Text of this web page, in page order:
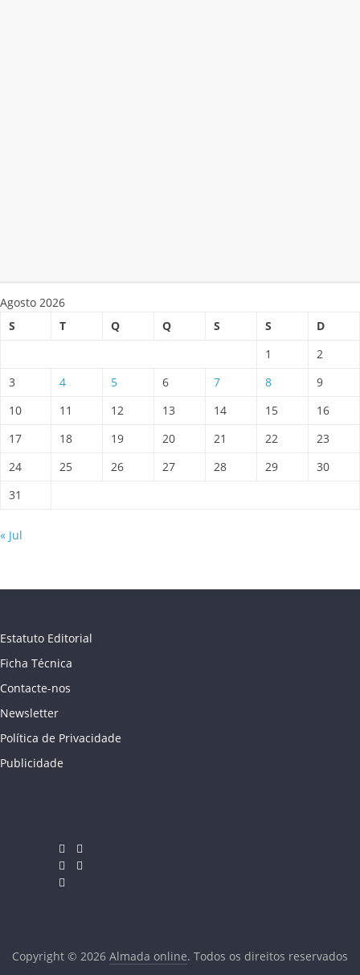
Agosto 2026
S
T Q Q S S
D
1
2
3
4 5 6 7 8
9
10
11 12 13 14 15
16
17
18 19 20 21 22
23
24
25 26 27 28 29
30
31
« Jul
Estatuto Editorial
Ficha Técnica
Contacte-nos
Newsletter
Política de Privacidade
Publicidade
Copyright © 2026 Almada online. Todos os direitos reservados